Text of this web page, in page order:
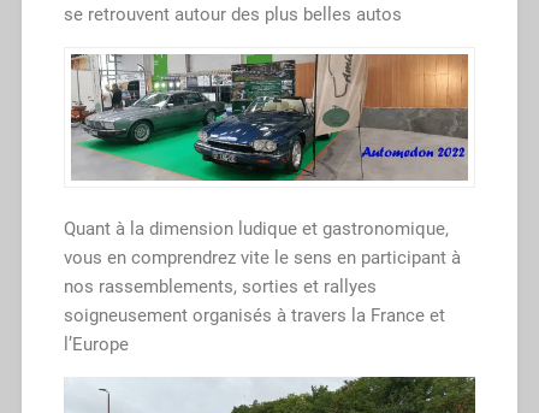
se retrouvent autour des plus belles autos
Quant à la dimension ludique et gastronomique,
vous en comprendrez vite le sens en participant à
nos rassemblements, sorties et rallyes
soigneusement organisés à travers la France et
l’Europe